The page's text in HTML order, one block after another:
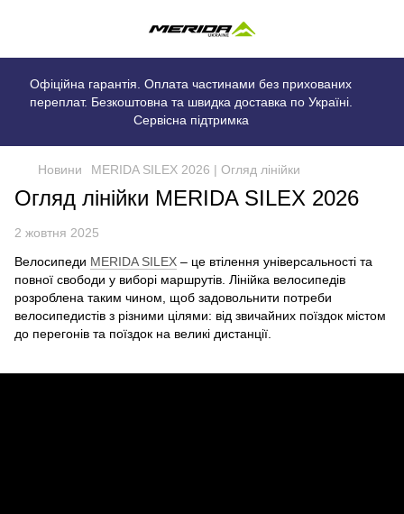
Офіційна гарантія. Оплата частинами без прихованих
переплат. Безкоштовна та швидка доставка по Україні.
Сервісна підтримка
Новини MERIDA SILEX 2026 | Огляд лінійки
Огляд лінійки MERIDA SILEX 2026
2 жовтня 2025
Велосипеди MERIDA SILEX – це втілення універсальності та
повної свободи у виборі маршрутів. Лінійка велосипедів
розроблена таким чином, щоб задовольнити потреби
велосипедистів з різними цілями: від звичайних поїздок містом
до перегонів та поїздок на великі дистанції.